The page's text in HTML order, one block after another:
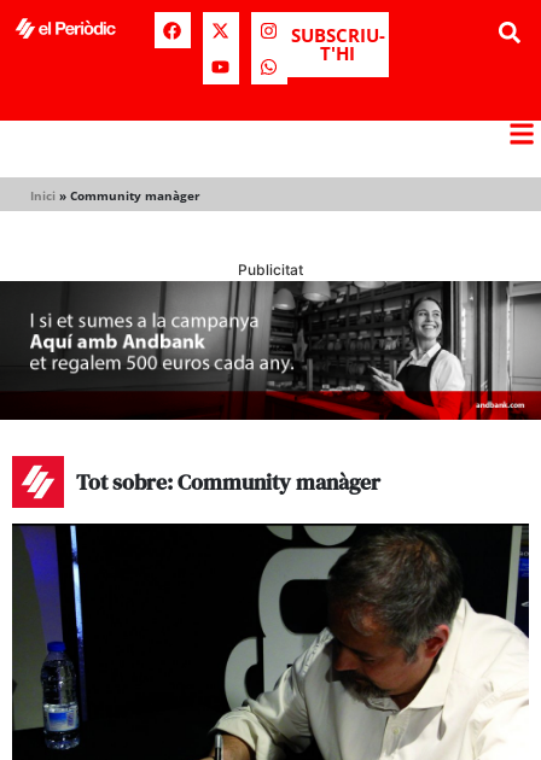
SUBSCRIU-
T'HI
Inici » Community manàger
Publicitat
Tot sobre: Community manàger